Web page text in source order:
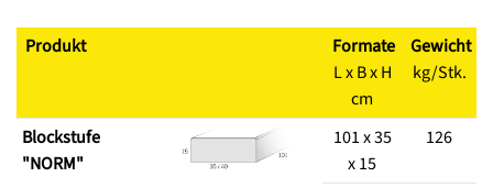
Produkt
Formate
L x B x H
cm
Gewicht
kg/Stk.
Blockstufe
"NORM"
101 x 35
x 15
126